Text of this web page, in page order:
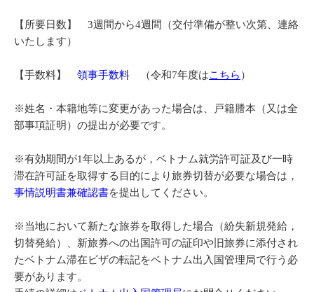
【所要日数】 3週間から4週間（交付準備が整い次第、連絡
いたします）
【手数料】 領事手数料 （令和7年度はこちら ）
※姓名・本籍地等に変更があった場合は、戸籍謄本（又は全
部事項証明）の提出が必要です。
※有効期間が1年以上あるが，ベトナム就労許可証及び一時
滞在許可証を取得する目的により旅券切替が必要な場合は，
事情説明書兼確認書を提出してください。
※当地において新たな旅券を取得した場合（紛失新規発給，
切替発給）、新旅券への出国許可の証印や旧旅券に添付され
たベトナム滞在ビザの転記をベトナム出入国管理局で行う必
要があります。